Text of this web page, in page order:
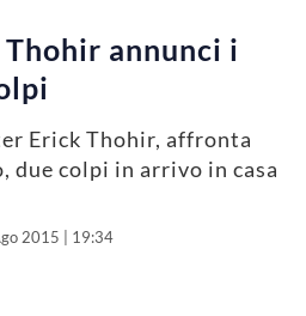
annunci i
Erick Thohir, affronta
due colpi in arrivo in casa
2015 | 19:34